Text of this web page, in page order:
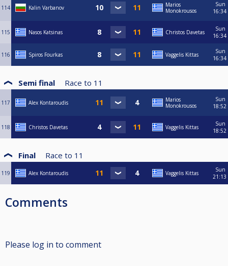
114 Kalin Varbanov
Marios
Monokrousos
Sun
16:34
115 Nasos Katsinas Christos Davetas
Sun
16:34
116 Spiros Fourkas Vaggelis Kittas
Sun
16:34
Semi final Race to 11
117 Alex Kontaroudis
Marios
Monokrousos
Sun
18:52
118 Christos Davetas Vaggelis Kittas
Sun
18:52
Final Race to 11
119 Alex Kontaroudis Vaggelis Kittas
Sun
21:13
Comments
Please log in to comment